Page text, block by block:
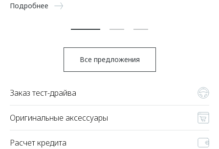
Подробнее
Все предложения
Заказ тест-драйва
Оригинальные аксессуары
Расчет кредита